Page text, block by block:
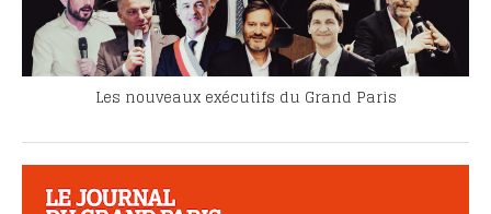
Les nouveaux exécutifs du Grand Paris